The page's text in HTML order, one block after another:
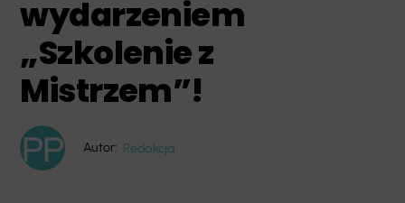
wydarzeniem
„Szkolenie z
Mistrzem”!
Autor: Redakcja